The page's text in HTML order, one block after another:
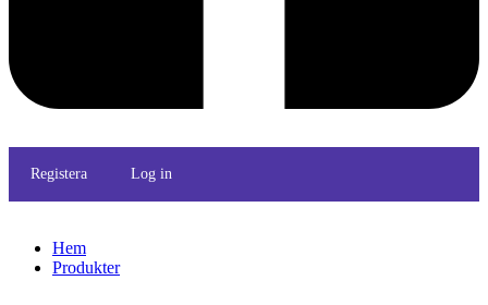
Registera Log in
Hem
Produkter